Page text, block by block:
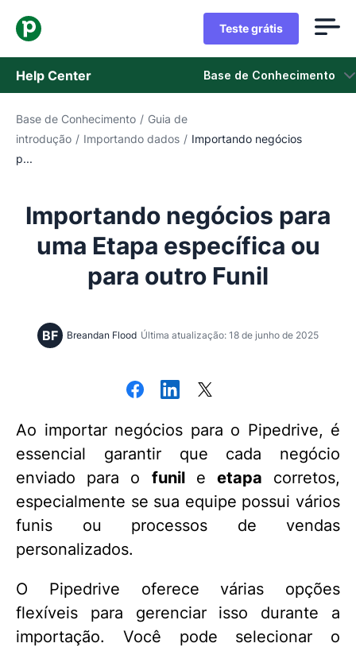
Teste grátis
Help Center Base de Conhecimento
Base de Conhecimento
Status
Base de Conhecimento / Guia de
introdução / Importando dados / Importando negócios
p...
Importando negócios para
uma Etapa específica ou
para outro Funil
BF Breandan Flood Última atualização: 18 de junho de 2025
Ao importar negócios para o Pipedrive, é
essencial garantir que cada negócio
enviado para o funile etapa corretos,
especialmente se sua equipe possui vários
funis ou processos de vendas
personalizados.
O Pipedrive oferece várias opções
flexíveis para gerenciar isso durante a
importação. Você pode selecionar o